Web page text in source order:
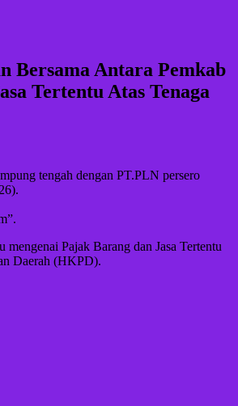
Bersama Antara Pemkab
Tertentu Atas Tenaga
tengah dengan PT.PLN persero
Pajak Barang dan Jasa Tertentu
Daerah (HKPD).